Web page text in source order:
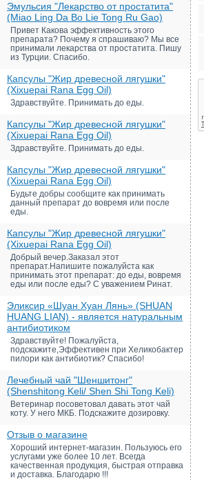
Эмульсия "Лекарство от простатита"
(Miao Ling Da Bo Lie Tong Ru Gao)
Привет Какова эффективность этого
препарата? Почему я спрашиваю? Мы все
принимали лекарства от простатита. Пишу
из Турции. Спасибо.
Капсулы "Жир древесной лягушки"
(Xixuepai Rana Egg Oil)
Здравствуйте. Принимать до еды.
Капсулы "Жир древесной лягушки"
(Xixuepai Rana Egg Oil)
Здравствуйте. Принимать до еды.
Капсулы "Жир древесной лягушки"
(Xixuepai Rana Egg Oil)
Будьте добры сообщите как принимать
данный препарат до вовремя или после
еды.
Капсулы "Жир древесной лягушки"
(Xixuepai Rana Egg Oil)
Добрый вечер.Заказал этот
препарат.Напишите пожалуйста как
принимать этот препарат: до еды, вовремя
еды или после еды? С уважением Ринат.
Эликсир «Шуан Хуан Лянь» (SHUAN
HUANG LIAN) - является натуральным
антибиотиком
Здравствуйте! Пожалуйста,
подскажите,Эффективен при Хеликобактер
пилори как антибиотик? Спасибо!
Лечебный чай "Шеншитонг"
(Shenshitong Keli/ Shen Shi Tong Keli)
Ветеринар посоветовал давать этот чай
коту. У него МКБ. Подскажите дозировку.
Отзыв о магазине
Хороший интернет-магазин. Пользуюсь его
услугами уже более 10 лет. Всегда
качественная продукция, быстрая отправка
и доставка. Благодарю !!!